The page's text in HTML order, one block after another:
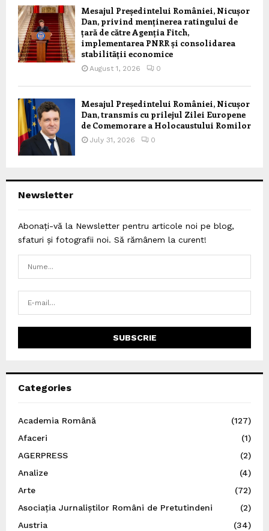
Mesajul Președintelui României, Nicușor
Dan, privind menținerea ratingului de
țară de către Agenția Fitch,
implementarea PNRR și consolidarea
stabilității economice
August 1, 2026 0
Mesajul Președintelui României, Nicușor
Dan, transmis cu prilejul Zilei Europene
de Comemorare a Holocaustului Romilor
July 31, 2026 0
Newsletter
Abonați-vă la Newsletter pentru articole noi pe blog,
sfaturi și fotografii noi. Să rămânem la curent!
Categories
Academia Română
(127)
Afaceri
(1)
AGERPRESS
(2)
Analize
(4)
Arte
(72)
Asociația Jurnaliștilor Români de Pretutindeni
(2)
Austria
(34)